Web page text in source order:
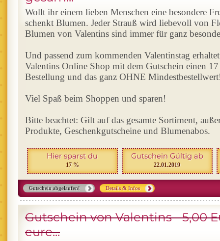
Wollt ihr einem lieben Menschen eine besondere
schenkt Blumen. Jeder Strauß wird liebevoll von
Blumen von Valentins sind immer für ganz
Und passend zum kommenden Valentinstag
Valentins Online Shop mit dem Gutschein einen
Bestellung und das ganz OHNE
Viel Spaß beim Shoppen und sparen!
Bitte beachtet: Gilt auf das gesamte Sortiment,
Produkte, Geschenkgutscheine und Blumenabos.
Hier sparst du
17 %
Gutschein Gültig ab
22.01.2019
Gutschein abgelaufen! Details & Infos
Gutschein von Valentins - 5,00
eure...